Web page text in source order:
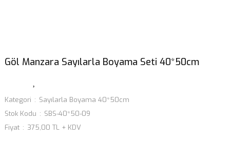
Göl Manzara Sayılarla Boyama Seti 40*50cm
Kategori
Sayılarla Boyama 40*50cm
Stok Kodu
SBS-40*50-09
Fiyat
375,00 TL + KDV